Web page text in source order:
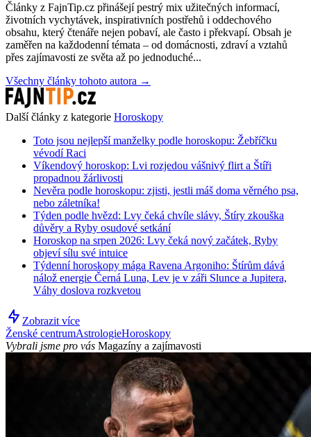
Články z FajnTip.cz přinášejí pestrý mix užitečných informací,
životních vychytávek, inspirativních postřehů i oddechového
obsahu, který čtenáře nejen pobaví, ale často i překvapí. Obsah je
zaměřen na každodenní témata – od domácnosti, zdraví a vztahů
přes zajímavosti ze světa až po jednoduché...
Všechny články tohoto autora →
Další články z kategorie Horoskopy
Toto jsou nejlepší manželky podle horoskopu: Žebříčku
vévodí Raci
Víkendový horoskop: Lvi rozjedou vášnivý flirt a Štíři
propadnou žárlivosti
Nevěra podle horoskopu: zjisti, jestli máš doma věrného psa,
nebo záletníka!
Týden podle hvězd: Lvy čeká chvíle slávy, Štíry zkouška
důvěry a Ryby osudové setkání
Horoskop na srpen 2026: Lvy čeká nový začátek, Ryby
objeví sílu své intuice
Týdenní horoskopy mága Ravena Argoniho: Štírům dává
nálož energie Černá Luna, Lev je v záři Slunce a Jupitera,
Váhy doslova rozkvetou
Zobrazit více
Ženské centrumAstrologieHoroskopy
Vybrali jsme pro vás Magazíny a zajímavosti